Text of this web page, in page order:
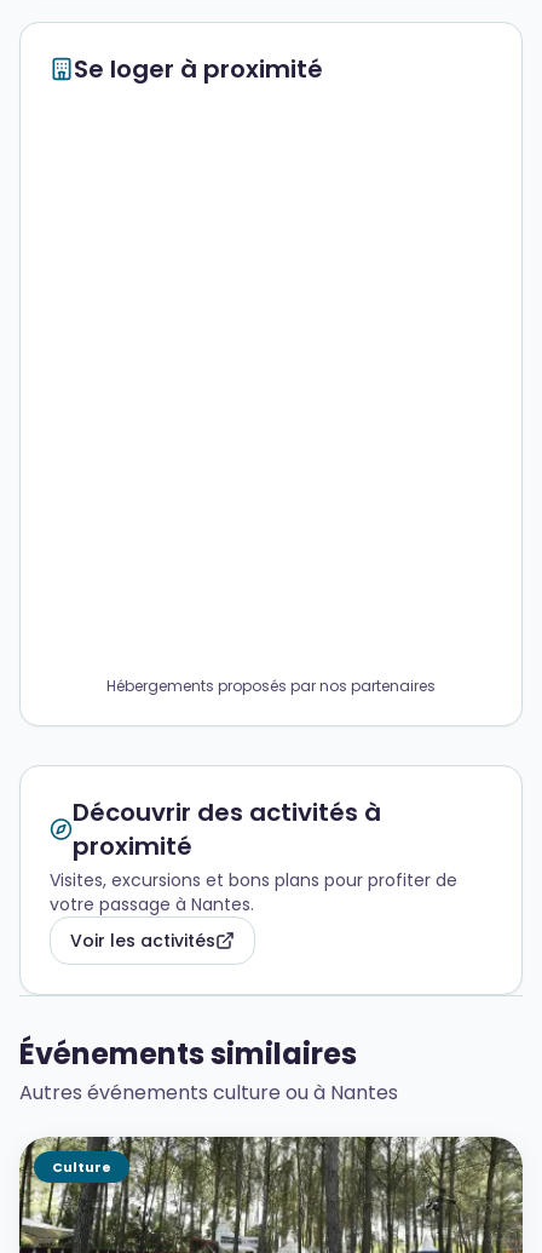
Se loger à proximité
Hébergements proposés par nos partenaires
Découvrir des activités à
proximité
Visites, excursions et bons plans pour profiter de
votre passage à Nantes.
Voir les activités
Événements similaires
Autres événements culture ou à Nantes
Culture